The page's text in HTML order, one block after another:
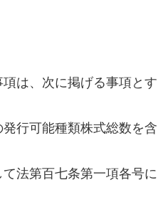
は、次に掲げる事項とす
行可能種類株式総数を含
法第百七条第一項各号に